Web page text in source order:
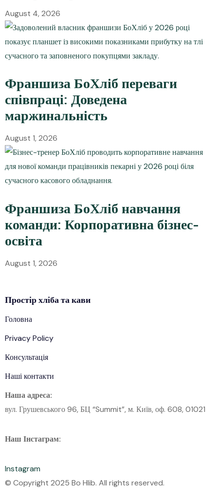
August 4, 2026
Франшиза БоХліб переваги
співпраці: Доведена
маржинальність
August 1, 2026
Франшиза БоХліб навчання
команди: Корпоративна бізнес-
освіта
August 1, 2026
Простірхлібата кави
Головна
Privacy Policy
Консультація
Наші контакти
Наша адреса:
вул. Грушевського 96, БЦ “Summit”, м. Київ, оф. 608, 01021
Наш Інстаграм:
Instagram
© Copyright 2025 Bo Hlib. All rights reserved.